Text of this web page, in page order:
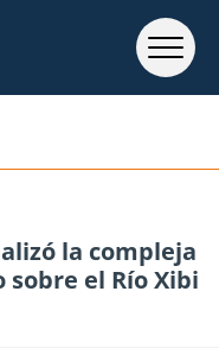
la compleja
el Río Xibi